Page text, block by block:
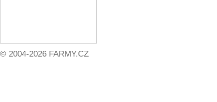
© 2004-2026 FARMY.CZ